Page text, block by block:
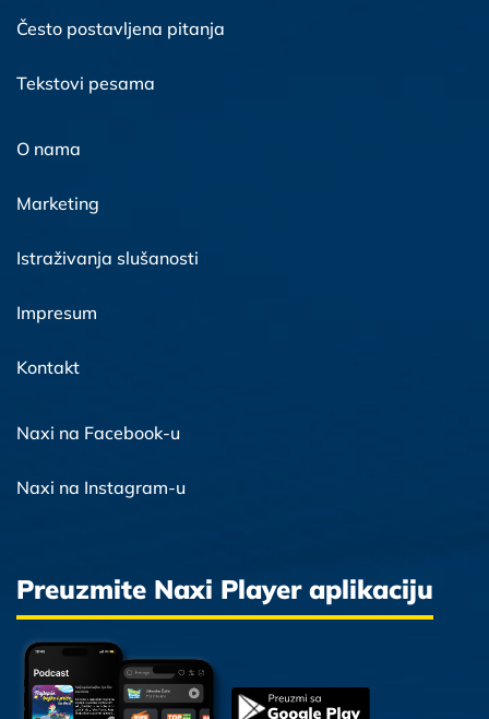
Često postavljena pitanja
Tekstovi pesama
O nama
Marketing
Istraživanja slušanosti
Impresum
Kontakt
Naxi na Facebook-u
Naxi na Instagram-u
Preuzmite Naxi Player aplikaciju